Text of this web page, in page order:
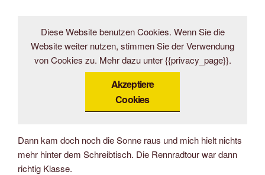
Diese Website benutzen Cookies. Wenn Sie die
Website weiter nutzen, stimmen Sie der Verwendung
von Cookies zu. Mehr dazu unter {{privacy_page}}.
Akzeptiere
Cookies
Dann kam doch noch die Sonne raus und mich hielt nichts
mehr hinter dem Schreibtisch. Die Rennradtour war dann
richtig Klasse.